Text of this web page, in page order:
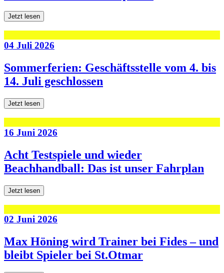
Jetzt lesen
04 Juli 2026
Sommerferien: Geschäftsstelle vom 4. bis
14. Juli geschlossen
Jetzt lesen
16 Juni 2026
Acht Testspiele und wieder
Beachhandball: Das ist unser Fahrplan
Jetzt lesen
02 Juni 2026
Max Höning wird Trainer bei Fides – und
bleibt Spieler bei St.Otmar